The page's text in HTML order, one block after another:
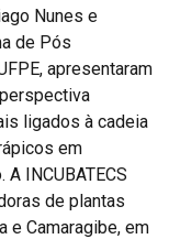
Nunes e
de Pós
apresentaram
perspectiva
ligados à cadeia
em
INCUBATECS
de plantas
e Camaragibe, em